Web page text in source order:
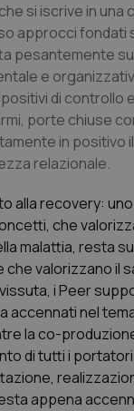
si iscrive in una
approcci fondati
pesantemente
e
di controllo
porte chiuse
in positivo
relazionale.
alla recovery:
che
malattia, resta
che valorizzano il
iPeer
accennati nel
la co-
di tutti i
appena
ironfish-